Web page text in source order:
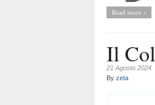
Read more »
Il
21 Agosto 2024
By zeta